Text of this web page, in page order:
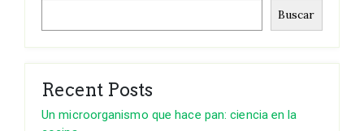
Buscar
Recent Posts
Un microorganismo que hace pan: ciencia en la